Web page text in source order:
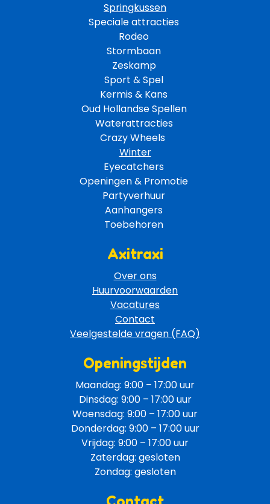
Springkussen
Speciale attracties
Rodeo
Stormbaan
Zeskamp
Sport & Spel
Kermis & Kans
Oud Hollandse Spellen
Waterattracties
Crazy Wheels
Winter
Eyecatchers
Openingen & Promotie
Partyverhuur
Aanhangers
Toebehoren
Axitraxi
Over ons
Huurvoorwaarden
Vacatures
Contact
Veelgestelde vragen (FAQ)
Openingstijden
Maandag: 9:00 – 17:00 uur
Dinsdag: 9:00 – 17:00 uur
Woensdag: 9:00 – 17:00 uur
Donderdag: 9:00 – 17:00 uur
Vrijdag: 9:00 – 17:00 uur
Zaterdag: gesloten
Zondag: gesloten